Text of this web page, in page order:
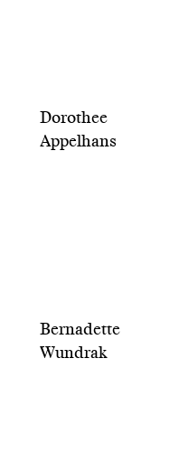
Dorothee
Appelhans
Bernadette
Wundrak